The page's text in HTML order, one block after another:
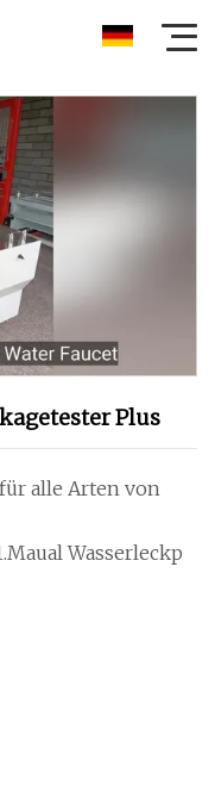
Plus
alle Arten von
Wasserleckp